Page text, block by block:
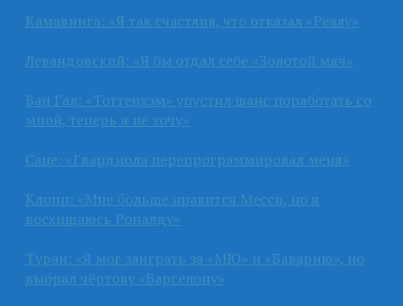
Камавинга: «Я так счастлив, что отказал «Реалу»
Левандовский: «Я бы отдал себе «Золотой мяч»
Ван Гал: «Тоттенхэм» упустил шанс поработать со
мной, теперь я не хочу»
Сане: «Гвардиола перепрограммировал меня»
Клопп: «Мне больше нравится Месси, но я
восхищаюсь Роналду»
Туран: «Я мог заиграть за «МЮ» и «Баварию», но
выбрал чёртову «Барселону»